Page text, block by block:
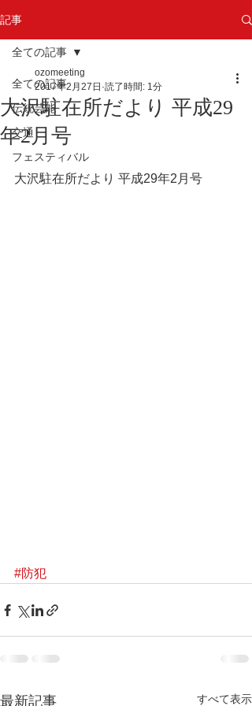
記事
全ての記事
伝統芸能
交通
フェスティバル
全ての記事
大沢駐在所だより 平成29
年2月号
ozomeeting
2017年2月27日 読了時間: 1分
大沢駐在所だより 平成29年2月号
#防犯
最新記事 すべて表示